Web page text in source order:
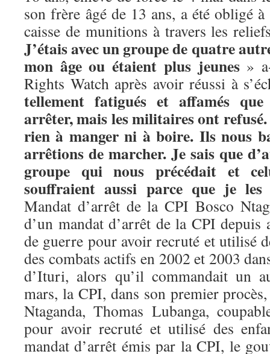
son frère âgé de 13 ans, a été obligé
caisse de munitions à travers les
J’étais avec un groupe de quatre
mon âge ou étaient plus jeunes»
Rights Watch après avoir réussi à
tellement fatigués et affamés
arrêter, mais les militaires ont
rien à manger ni à boire. Ils nous
arrêtions de marcher. Je sais que
groupe qui nous précédait et
souffraient aussi parce que je les
Mandat d’arrêt de la CPI Bosco
d’un mandat d’arrêt de la CPI
de guerre pour avoir recruté et utilisé
des combats actifs en 2002 et 2003
d’Ituri, alors qu’il commandait un
mars, la CPI, dans son premier
Ntaganda, Thomas Lubanga,
pour avoir recruté et utilisé des
mandat d’arrêt émis par la CPI, le